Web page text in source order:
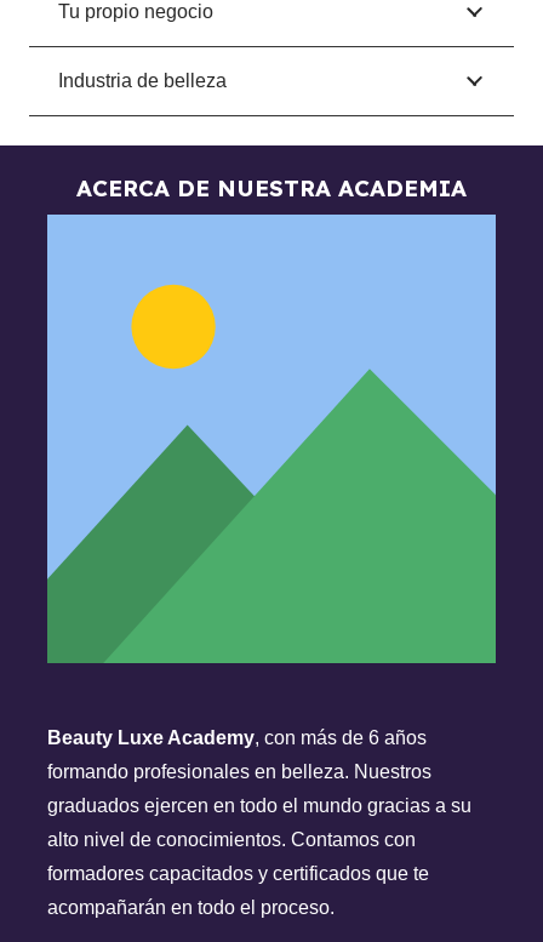
Tu propio negocio
Industria de belleza
ACERCA DE NUESTRA ACADEMIA
Beauty Luxe Academy, con más de 6 años
formando profesionales en belleza. Nuestros
graduados ejercen en todo el mundo gracias a su
alto nivel de conocimientos. Contamos con
formadores capacitados y certificados que te
acompañarán en todo el proceso.